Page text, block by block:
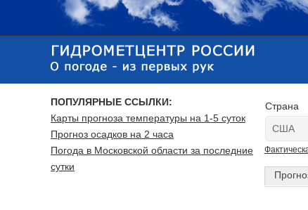
Страна
ПОПУЛЯРНЫЕ ССЫЛКИ:
Карты прогноза температуры на 1-5 суток
Прогноз осадков на 2 часа
Погода в Московской области за последние
сутки